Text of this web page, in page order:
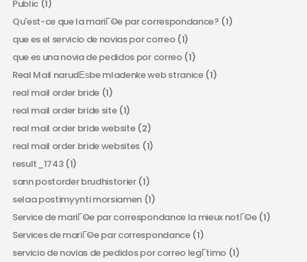
Public(1)
Qu'est-ce que la mariГ©e par correspondance? (1)
que es el servicio de novias por correo(1)
que es una novia de pedidos por correo(1)
Real Mail narudЕѕbe mladenke web stranice(1)
real mail order bride (1)
real mail order bride site(1)
real mail order bride website(2)
real mail order bride websites (1)
result_1743(1)
sann postorder brudhistorier(1)
selaa postimyynti morsiamen (1)
Service de mariГ©e par correspondance la mieux notГ©e(1)
Services de mariГ©e par correspondance(1)
servicio de novias de pedidos por correo legГ­timo(1)